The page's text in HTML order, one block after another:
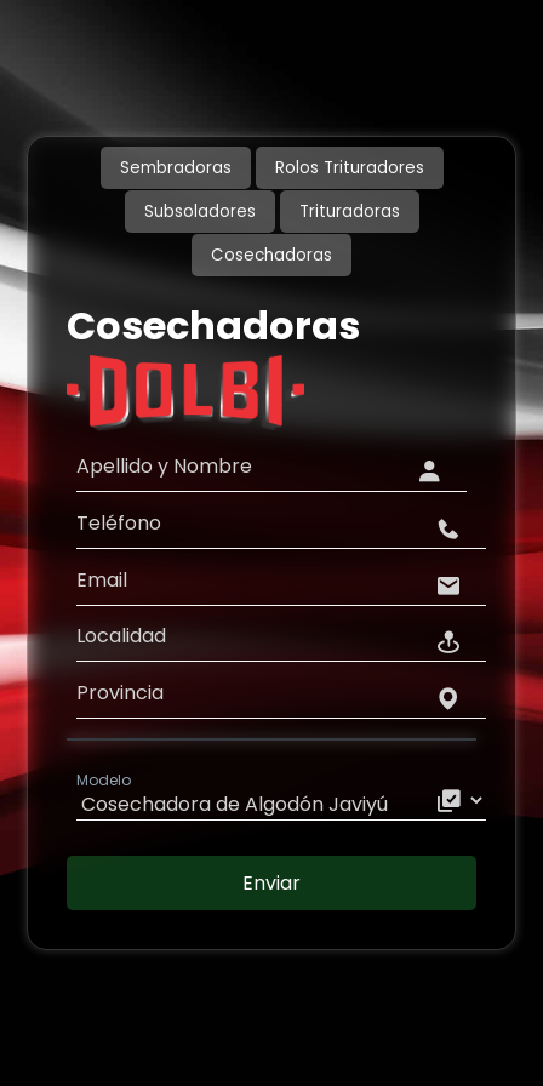
Sembradoras
Rolos Trituradores
Subsoladores
Trituradoras
Cosechadoras
Cosechadoras
Apellido y Nombre
Teléfono
Email
Localidad
Provincia
Modelo
Enviar